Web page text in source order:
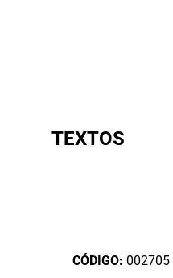
TEXTOS
CÓDIGO: 002705